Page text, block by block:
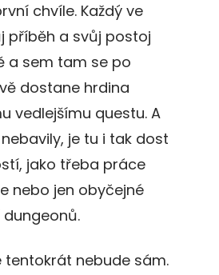
chvíle. Každý ve
příběh a svůj postoj
a sem tam se po
dostane hrdina
vedlejšímu questu. A
je tu i tak dost
jako třeba práce
nebo jen obyčejné
tentokrát nebude sám.